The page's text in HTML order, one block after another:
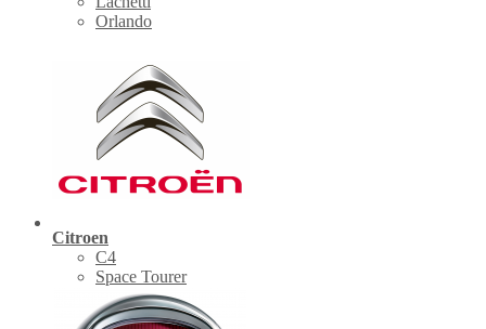
Orlando
Citroen
C4
Space Tourer